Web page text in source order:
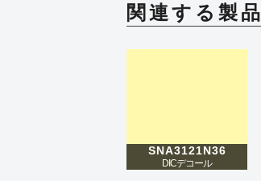
関連する製品
SNA3121N36
DICデコール